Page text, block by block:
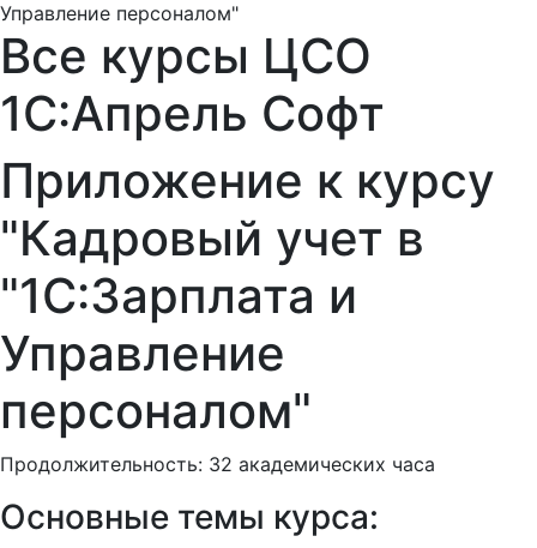
Управление персоналом"
Все курсы ЦСО
1С:Апрель Софт
Приложение к курсу
"Кадровый учет в
"1С:Зарплата и
Управление
персоналом"
Продолжительность: 32 академических часа
Основные темы курса: